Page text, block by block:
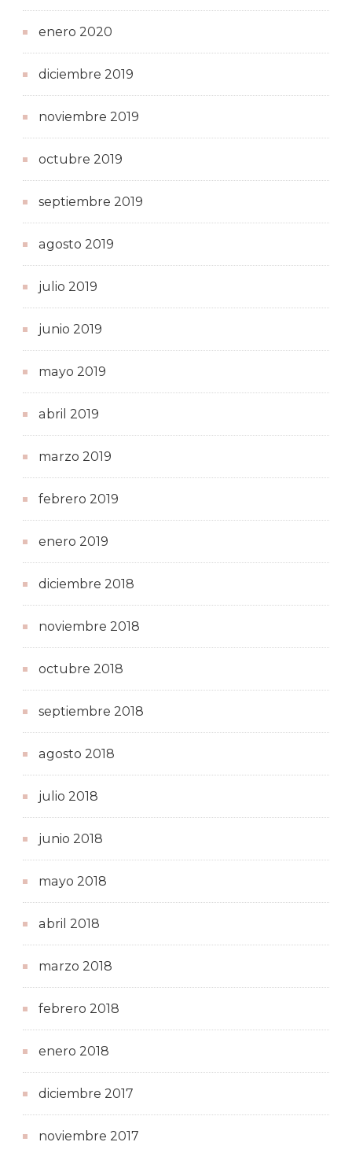
enero 2020
diciembre 2019
noviembre 2019
octubre 2019
septiembre 2019
agosto 2019
julio 2019
junio 2019
mayo 2019
abril 2019
marzo 2019
febrero 2019
enero 2019
diciembre 2018
noviembre 2018
octubre 2018
septiembre 2018
agosto 2018
julio 2018
junio 2018
mayo 2018
abril 2018
marzo 2018
febrero 2018
enero 2018
diciembre 2017
noviembre 2017